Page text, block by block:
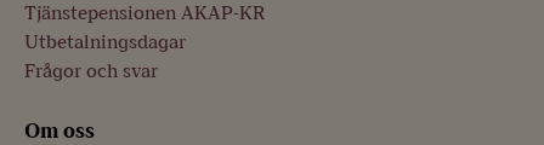
Tjänstepensionen AKAP-KR
Utbetalningsdagar
Frågor och svar
Om oss